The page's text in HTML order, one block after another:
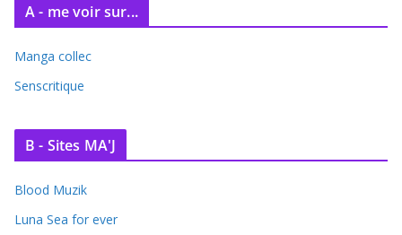
A - me voir sur...
Manga collec
Senscritique
B - Sites MA'J
Blood Muzik
Luna Sea for ever